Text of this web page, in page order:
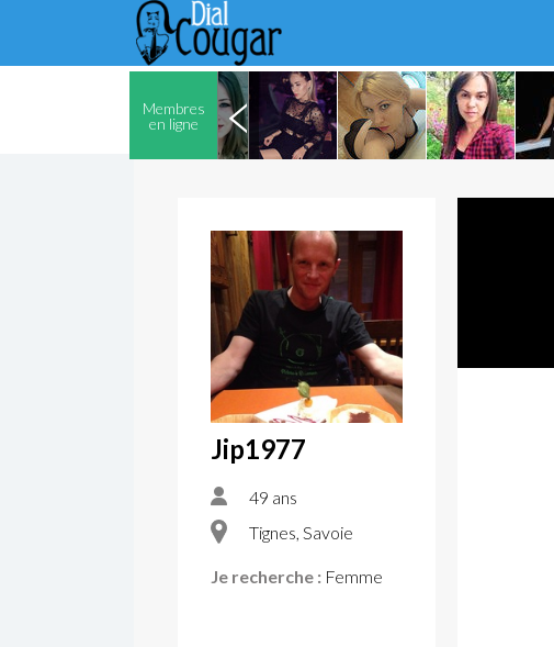
Membres
en ligne
Jip1977
49 ans
Tignes, Savoie
Je recherche : Femme